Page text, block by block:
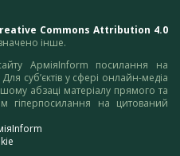
Commons Attribution 4.0
інше.
АрміяInform посилання на
суб’єктів у сфері онлайн-медіа
абзаці матеріалу прямого та
гіперпосилання на цитований